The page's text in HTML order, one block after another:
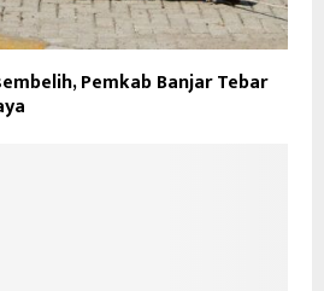
Pemkab Banjar Tebar